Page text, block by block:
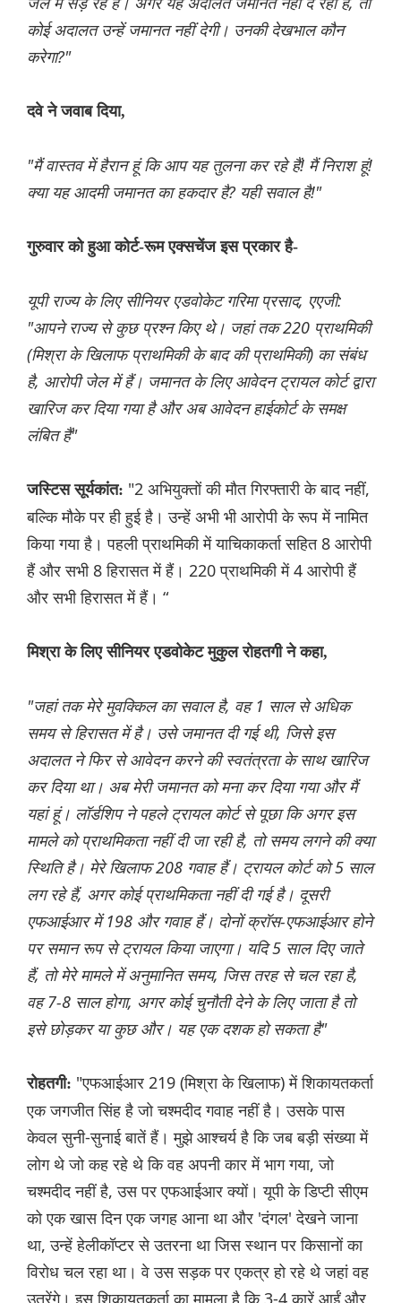
कोई अदालत उन्हें जमानत नहीं देगी। उनकी देखभाल कौन
करेगा?"
दवे ने जवाब दिया,
"मैं वास्तव में हैरान हूं कि आप यह तुलना कर रहे हैं! मैं निराश हूं!
क्या यह आदमी जमानत का हकदार है? यही सवाल है!"
गुरुवार को हुआ कोर्ट-रूम एक्सचेंज इस प्रकार है-
यूपी राज्य के लिए सीनियर एडवोकेट गरिमा प्रसाद, एएजी:
"आपने राज्य से कुछ प्रश्न किए थे। जहां तक 220 प्राथमिकी
(मिश्रा के खिलाफ प्राथमिकी के बाद की प्राथमिकी) का संबंध
है, आरोपी जेल में हैं। जमानत के लिए आवेदन ट्रायल कोर्ट द्वारा
खारिज कर दिया गया है और अब आवेदन हाईकोर्ट के समक्ष
लंबित हैं"
जस्टिस सूर्यकांत: "2 अभियुक्तों की मौत गिरफ्तारी के बाद नहीं,
बल्कि मौके पर ही हुई है। उन्हें अभी भी आरोपी के रूप में नामित
किया गया है। पहली प्राथमिकी में याचिकाकर्ता सहित 8 आरोपी
हैं और सभी 8 हिरासत में हैं। 220 प्राथमिकी में 4 आरोपी हैं
और सभी हिरासत में हैं। “
मिश्रा के लिए सीनियर एडवोकेट मुकुल रोहतगी ने कहा,
"जहां तक मेरे मुवक्किल का सवाल है, वह 1 साल से अधिक
समय से हिरासत में है। उसे जमानत दी गई थी, जिसे इस
अदालत ने फिर से आवेदन करने की स्वतंत्रता के साथ खारिज
कर दिया था। अब मेरी जमानत को मना कर दिया गया और मैं
यहां हूं। लॉर्डशिप ने पहले ट्रायल कोर्ट से पूछा कि अगर इस
मामले को प्राथमिकता नहीं दी जा रही है, तो समय लगने की क्या
स्थिति है। मेरे खिलाफ 208 गवाह हैं। ट्रायल कोर्ट को 5 साल
लग रहे हैं, अगर कोई प्राथमिकता नहीं दी गई है। दूसरी
एफआईआर में 198 और गवाह हैं। दोनों क्रॉस-एफआईआर होने
पर समान रूप से ट्रायल किया जाएगा। यदि 5 साल दिए जाते
हैं, तो मेरे मामले में अनुमानित समय, जिस तरह से चल रहा है,
वह 7-8 साल होगा, अगर कोई चुनौती देने के लिए जाता है तो
इसे छोड़कर या कुछ और। यह एक दशक हो सकता है"
रोहतगी: "एफआईआर 219 (मिश्रा के खिलाफ) में शिकायतकर्ता
एक जगजीत सिंह है जो चश्मदीद गवाह नहीं है। उसके पास
केवल सुनी-सुनाई बातें हैं। मुझे आश्चर्य है कि जब बड़ी संख्या में
लोग थे जो कह रहे थे कि वह अपनी कार में भाग गया, जो
चश्मदीद नहीं है, उस पर एफआईआर क्यों। यूपी के डिप्टी सीएम
को एक खास दिन एक जगह आना था और 'दंगल' देखने जाना
था, उन्हें हेलीकॉप्टर से उतरना था जिस स्थान पर किसानों का
विरोध चल रहा था। वे उस सड़क पर एकत्र हो रहे थे जहां वह
उतरेंगे। इस शिकायतकर्ता का मामला है कि 3-4 कारें आईं और